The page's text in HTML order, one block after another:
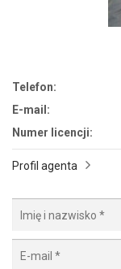
Telefon:
E-mail:
Numer licencji:
Profil agenta